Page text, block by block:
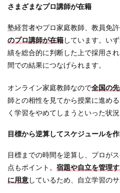
さまざまなプロ講師が在籍
塾経営者やプロ家庭教師、教員免許
のプロ講師が在籍しています。い
績を総合的に判断した上で採用さ
間での結果につなげられます。
オンライン家庭教師なので全国の
師との相性を見てから授業に進め
く学習をやめてしまうといった状況
目標から逆算してスケジュールを
目標までの時間を逆算し、プロが
点もポイント。 宿題や自立を管理
に用意しているため、自立学習の